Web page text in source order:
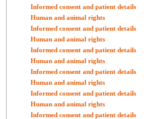
Informed consent and patient details
Human and animal rights
Informed consent and patient details
Human and animal rights
Informed consent and patient details
Human and animal rights
Informed consent and patient details
Human and animal rights
Informed consent and patient details
Human and animal rights
Informed consent and patient details